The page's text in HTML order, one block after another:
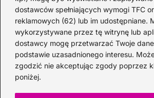
dostawców spełniających wymogi TFC
reklamowych (62) lub im udostępniane.
wykorzystywane przez tę witrynę lub
dostawcy mogę przetwarzać Twoje
podstawie uzasadnionego interesu.
zgodzić nie akceptując zgody poprzez
poniżej.Whisky